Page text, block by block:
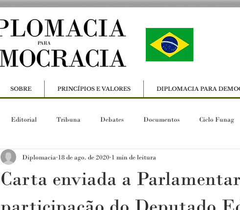
SOBRE PRINCÍPIOS E VALORES DIPLOMACIA PARA
Editorial Tribuna Debates Documentos Ciclo Funag
Carta enviada a
Diplomacia 18 de ago. de 2020 1 min de leitura